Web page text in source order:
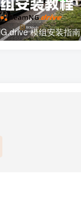
模组安装指南